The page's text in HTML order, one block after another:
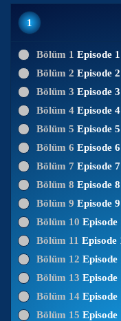
1
Bölüm 1 Episode 1
Bölüm 2 Episode 2
Bölüm 3 Episode 3
Bölüm 4 Episode 4
Bölüm 5 Episode 5
Bölüm 6 Episode 6
Bölüm 7 Episode 7
Bölüm 8 Episode 8
Bölüm 9 Episode 9
Bölüm 10 Episode
Bölüm 11 Episode
Bölüm 12 Episode
Bölüm 13 Episode
Bölüm 14 Episode
Bölüm 15 Episode